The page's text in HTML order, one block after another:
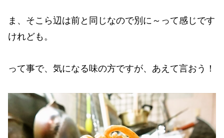
ま、そこら辺は前と同じなので別に～って感じです
けれども。
って事で、気になる味の方ですが、あえて言おう！